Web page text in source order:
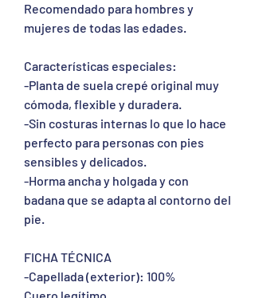
Recomendado para hombres y
mujeres de todas las edades.
Características especiales:
-Planta de suela crepé original muy
cómoda, flexible y duradera.
-Sin costuras internas lo que lo hace
perfecto para personas con pies
sensibles y delicados.
-Horma ancha y holgada y con
badana que se adapta al contorno del
pie.
FICHA TÉCNICA
-Capellada (exterior): 100%